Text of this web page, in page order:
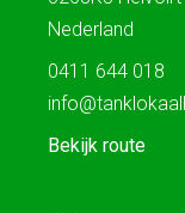
Nederland
0411 644 018
Bekijk route